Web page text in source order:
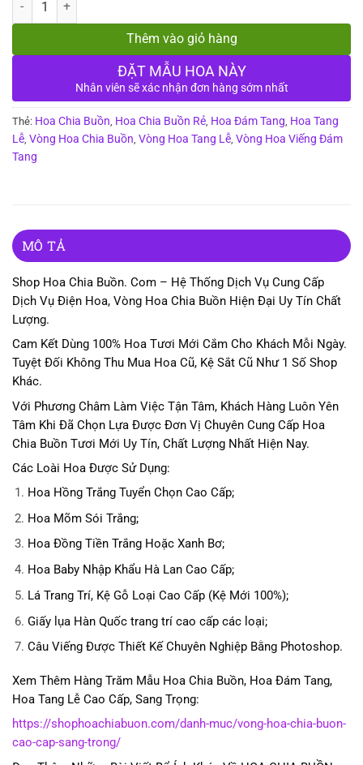
Thêm vào giỏ hàng
ĐẶT MẪU HOA NÀY
Nhân viên sẽ xác nhận đơn hàng sớm nhất
Thẻ: Hoa Chia Buồn Hoa Chia Buồn Rẻ Hoa Đám Tang Hoa Tang
Lễ Vòng Hoa Chia Buồn Vòng Hoa Tang Lễ Vòng Hoa Viếng Đám
Tang
MÔ TẢ
Shop Hoa Chia Buồn. Com – Hệ Thống Dịch Vụ Cung Cấp
Dịch Vụ Điện Hoa, Vòng Hoa Chia Buồn Hiện Đại Uy Tín Chất
Lượng.
Cam Kết Dùng 100% Hoa Tươi Mới Cắm Cho Khách Mỗi Ngày.
Tuyệt Đối Không Thu Mua Hoa Cũ, Kệ Sắt Cũ Như 1 Số Shop
Khác.
Với Phương Châm Làm Việc Tận Tâm, Khách Hàng Luôn Yên
Tâm Khi Đã Chọn Lựa Được Đơn Vị Chuyên Cung Cấp Hoa
Chia Buồn Tươi Mới Uy Tín, Chất Lượng Nhất Hiện Nay.
Các Loài Hoa Được Sử Dụng:
Hoa Hồng Trắng Tuyển Chọn Cao Cấp;
Hoa Mõm Sói Trắng;
Hoa Đồng Tiền Trắng Hoặc Xanh Bơ;
Hoa Baby Nhập Khẩu Hà Lan Cao Cấp;
Lá Trang Trí, Kệ Gỗ Loại Cao Cấp (Kệ Mới 100%);
Giấy lụa Hàn Quốc trang trí cao cấp các loại;
Câu Viếng Được Thiết Kế Chuyên Nghiệp Bằng Photoshop.
Xem Thêm Hàng Trăm Mẫu Hoa Chia Buồn, Hoa Đám Tang,
Hoa Tang Lễ Cao Cấp, Sang Trọng:
https://shophoachiabuon.com/danh-muc/vong-hoa-chia-buon-
cao-cap-sang-trong/